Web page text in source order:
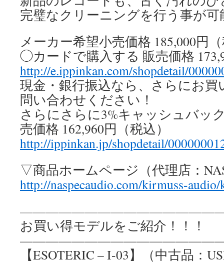
完璧なクリーニングを行う事が可
メーカー希望小売価格 185,000円
◯カードで購入する 販売価格
http://e.ippinkan.com/shopdetail/
現金・銀行振込なら、さらにお買
問い合わせください！
さらにさらに3%キャッシュバッ
売価格 162,960円（税込）
http://ippinkan.jp/shopdetail/
▽商品ホームページ（代理店：
http://naspecaudio.com/kirmuss-
お買い得モデルをご紹介！！！
【ESOTERIC – I-03】（中古品：